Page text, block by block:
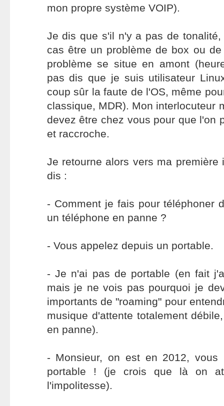
mon propre système VOIP).
Je dis que s'il n'y a pas de
cas être un problème de box ou
problème se situe en amont
pas dis que je suis utilisateur
coup sûr la faute de l'OS, même
classique, MDR). Mon interlocuteur
devez être chez vous pour que l'on
et raccroche.
Je retourne alors vers ma première
dis :
- Comment je fais pour téléphoner
un téléphone en panne ?
- Vous appelez depuis un portable.
- Je n'ai pas de portable (en fait
mais je ne vois pas pourquoi je
importants de "roaming" pour
musique d'attente totalement
en panne).
- Monsieur, on est en 2012, vous
portable ! (je crois que là on
l'impolitesse).